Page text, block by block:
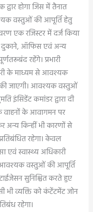
होगा जिस में तैनात
वस्तुओं की आपूर्ति हेतु
एक रजिस्टर में दर्ज किया
दुकाने, ऑफिस एवं अन्य
रहेंगे। प्रभारी
के माध्यम से आवश्यक
की जाएगी। आवश्यक वस्तुओं
इंसिडेंट कमांडर द्वारा दी
वाहनों के आवागमन पर
अन्य किन्हीं भी कारणों से
रहेगा। केवल
एवं स्वास्थ्य अधिकारी
आवश्यक वस्तुओं की आपूर्ति
सुनिश्चित करते हुए
व्यक्ति को कंटेंटमेंट जोन
रहेगा।